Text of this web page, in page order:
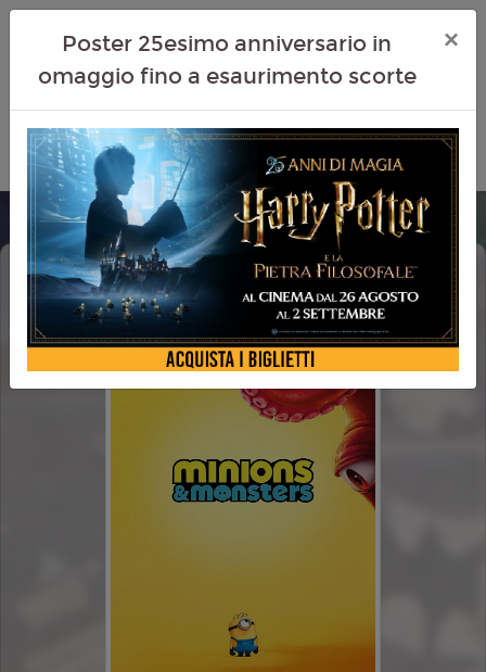
MINIONS & MONSTERS
Poster 25esimo anniversario in
omaggio fino a esaurimento scorte
×